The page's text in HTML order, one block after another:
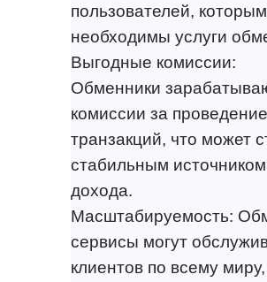
пользователей, которым
необходимы услуги
Выгодные комиссии:
Обменники
комиссии за проведение
транзакций, что может
стабильным источником
дохода.
Масштабируемость:
сервисы могут
клиентов по всему миру,